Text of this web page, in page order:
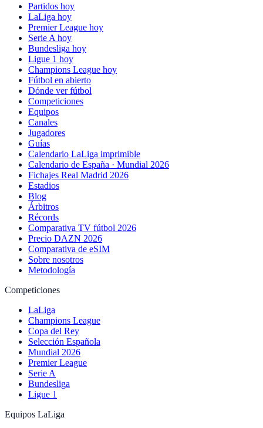
Partidos hoy
LaLiga hoy
Premier League hoy
Serie A hoy
Bundesliga hoy
Ligue 1 hoy
Champions League hoy
Fútbol en abierto
Dónde ver fútbol
Competiciones
Equipos
Canales
Jugadores
Guías
Calendario LaLiga imprimible
Calendario de España · Mundial 2026
Fichajes Real Madrid 2026
Estadios
Blog
Árbitros
Récords
Comparativa TV fútbol 2026
Precio DAZN 2026
Comparativa de eSIM
Sobre nosotros
Metodología
Competiciones
LaLiga
Champions League
Copa del Rey
Selección Española
Mundial 2026
Premier League
Serie A
Bundesliga
Ligue 1
Equipos LaLiga